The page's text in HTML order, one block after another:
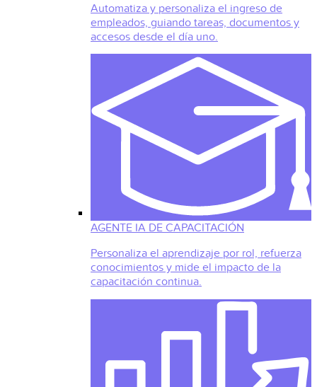
Automatiza y personaliza el ingreso de
empleados, guiando tareas, documentos y
accesos desde el día uno.
AGENTE IA DE CAPACITACIÓN
Personaliza el aprendizaje por rol, refuerza
conocimientos y mide el impacto de la
capacitación continua.